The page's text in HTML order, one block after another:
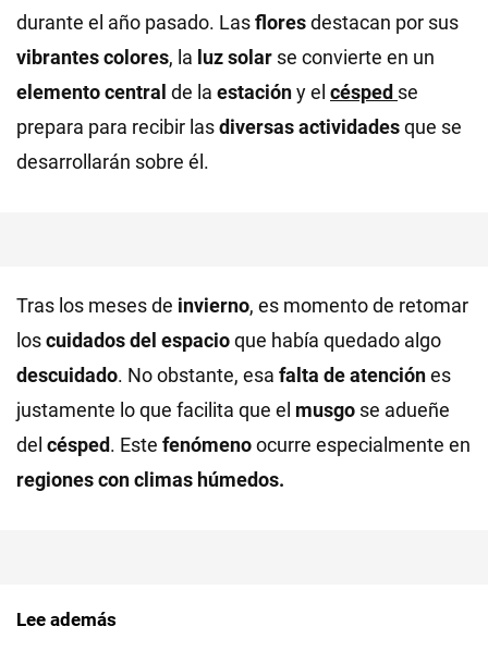
durante el año pasado. Lasfloresdestacan por sus
vibrantes colores, la luz solar se convierte en un
elemento central de la estacióny el césped se
prepara para recibir lasdiversas actividadesque se
desarrollarán sobre él.
Tras los meses de invierno, es momento de retomar
loscuidados del espacioque había quedado algo
descuidado. No obstante, esa falta de atenciónes
justamente lo que facilita que el musgo se adueñe
del césped. Este fenómenoocurre especialmente en
regiones con climas húmedos.
Lee además